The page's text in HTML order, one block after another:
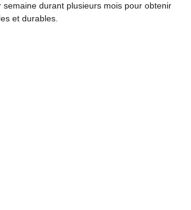
durant plusieurs mois pour obtenir
et durables.